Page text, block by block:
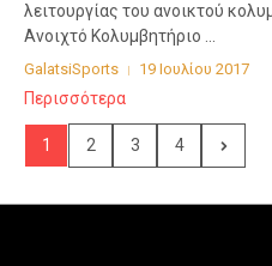
λειτουργίας του ανοικτού
Ανοιχτό Κολυμβητήριο ...
GalatsiSports 19 Ιουλίου 2017
Περισσότερα
1 2 3 4